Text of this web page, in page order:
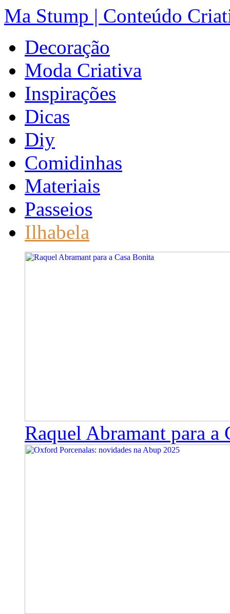
Ma Stump | Conteúdo
Decoração
Moda Criativa
Inspirações
Dicas
Diy
Comidinhas
Materiais
Passeios
Ilhabela
Raquel Abramant para a